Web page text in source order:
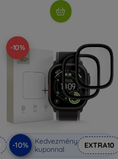
-10%
-10%
Kedvezmény
kuponnal
EXTRA10